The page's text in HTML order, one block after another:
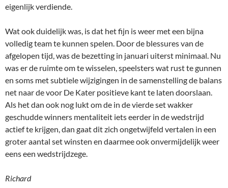
eigenlijk verdiende.
Wat ook duidelijk was, is dat het fijn is weer met een bijna
volledig team te kunnen spelen. Door de blessures van de
afgelopen tijd, was de bezetting in januari uiterst minimaal. Nu
was er de ruimte om te wisselen, speelsters wat rust te gunnen
en soms met subtiele wijzigingen in de samenstelling de balans
net naar de voor De Kater positieve kant te laten doorslaan.
Als het dan ook nog lukt om de in de vierde set wakker
geschudde winners mentaliteit iets eerder in de wedstrijd
actief te krijgen, dan gaat dit zich ongetwijfeld vertalen in een
groter aantal set winsten en daarmee ook onvermijdelijk weer
eens een wedstrijdzege.
Richard